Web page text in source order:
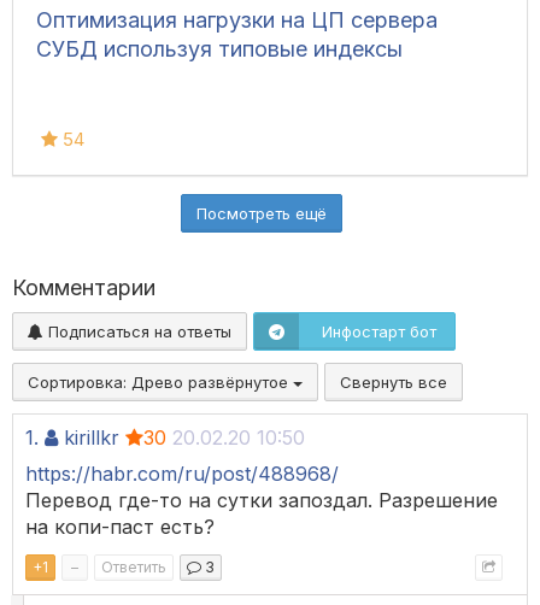
Оптимизация нагрузки на ЦП сервера
СУБД используя типовые индексы
54
Посмотреть ещё
Комментарии
Подписаться на ответы Инфостарт бот
Сортировка: Древо развёрнутое Свернуть все
1. kirillkr 30 20.02.20 10:50
https://habr.com/ru/post/488968/
Перевод где-то на сутки запоздал. Разрешение
на копи-паст есть?
+1 – Ответить 3